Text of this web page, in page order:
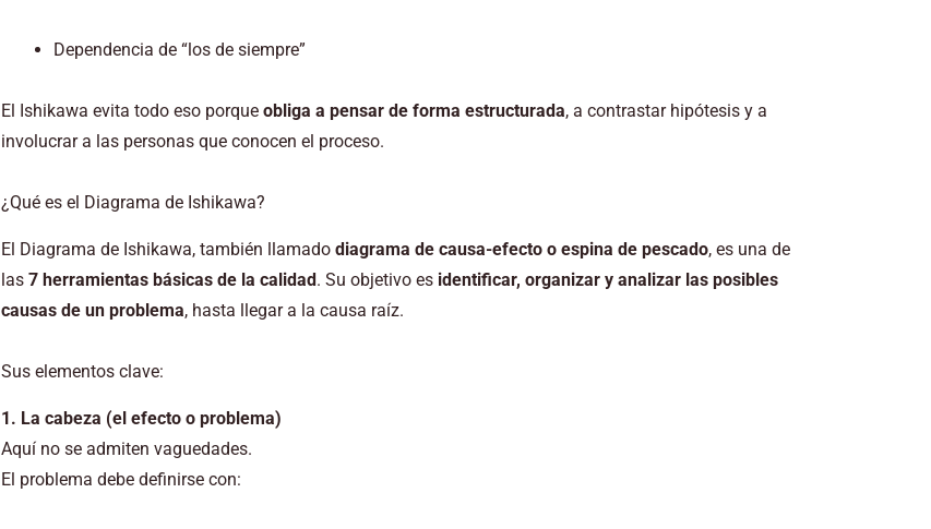
Dependencia de “los de siempre”
El Ishikawa evita todo eso porque obliga a pensar de forma estructurada, a contrastar hipótesis y a
involucrar a las personas que conocen el proceso.
¿Qué es el Diagrama de Ishikawa?
El Diagrama de Ishikawa, también llamado diagrama de causa-efecto o espina de pescado, es una de
las 7 herramientas básicas de la calidad. Su objetivo es identificar, organizar y analizar las posibles
causas de un problema, hasta llegar a la causa raíz.
Sus elementos clave:
1. La cabeza (el efecto o problema)
Aquí no se admiten vaguedades.
El problema debe definirse con: